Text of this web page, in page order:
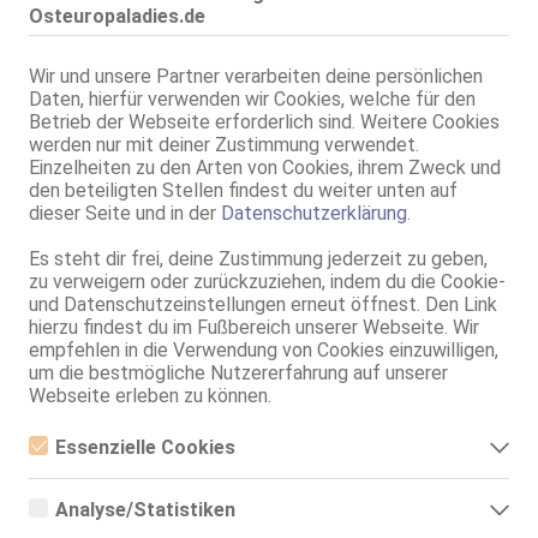
Osteuropaladies.de
Wir und unsere Partner verarbeiten deine persönlichen
Daten, hierfür verwenden wir Cookies, welche für den
Betrieb der Webseite erforderlich sind. Weitere Cookies
werden nur mit deiner Zustimmung verwendet.
Einzelheiten zu den Arten von Cookies, ihrem Zweck und
den beteiligten Stellen findest du weiter unten auf
dieser Seite und in der Datenschutzerklärung.
Es steht dir frei, deine Zustimmung jederzeit zu geben,
zu verweigern oder zurückzuziehen, indem du die Cookie-
und Datenschutzeinstellungen erneut öffnest. Den Link
hierzu findest du im Fußbereich unserer Webseite. Wir
empfehlen in die Verwendung von Cookies einzuwilligen,
um die bestmögliche Nutzererfahrung auf unserer
Webseite erleben zu können.
Essenzielle Cookies
Essenzielle Cookies sind alle notwendigen Cookies, die für den
ermöglicht werden. Die Webseite kann ohne diese Cookies nicht
Analyse/Statistiken
Düsseldorf
Karina - Bis zum 16 DA!!!
21 Jahre, 75B, KF 34, 1.60m, 45 kg, total rasiert, osteuropäisch
69, Franz b. Ihr, Schmu., Kuscheln, Körperküs.
Live Sex Cam
LIVE KasiaGraziela18
Englisch
Düsseldorf VIDEO
Zoe Sakura
85D, KF 36/38, 1.71m, total rasiert, osteuropäisch
ZK, 69, GF6, Franz b. Ihr, BV, Schmu., Kuscheln, Körperküs.
Düsseldorf
69, GF6, Franz b. Ihr, Schmu., Kuscheln, Körperküs., KBp, Mast.